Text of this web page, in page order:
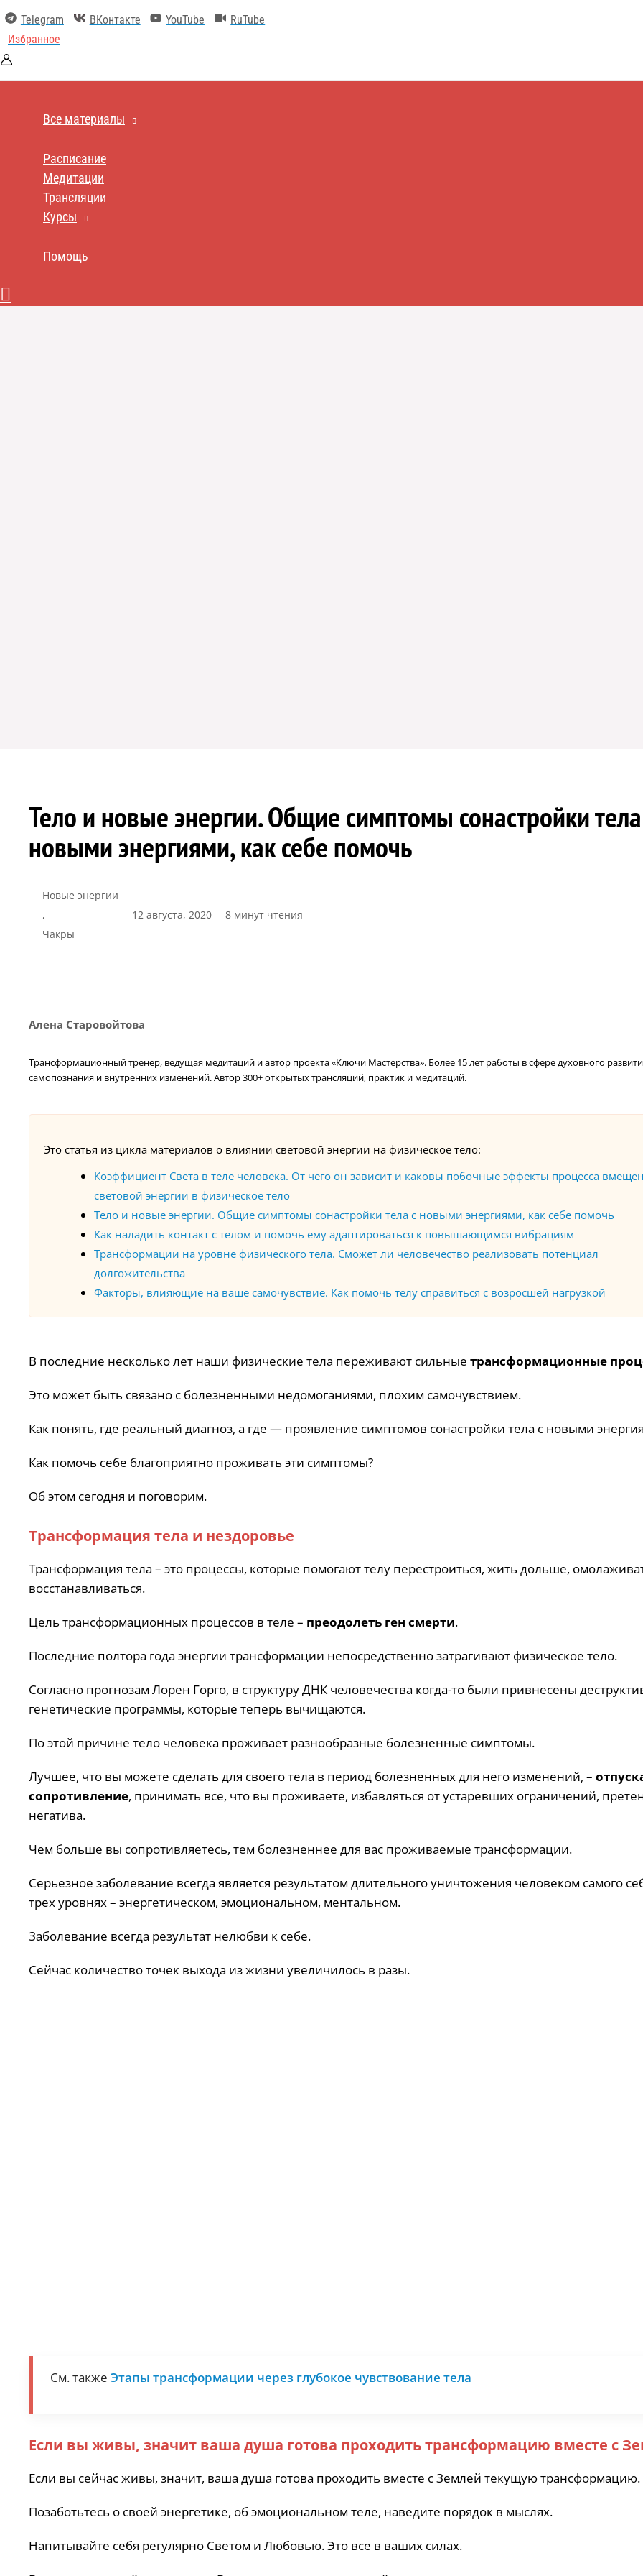
содержимому
Telegram ВКонтакте YouTube
RuTube
Избранное
Все материалы
Расписание
Медитации
Трансляции
Курсы
Помощь
Поиск
Тело и новые энергии. Общие симптомы сонастройки
новыми энергиями, как себе помочь
Новые энергии
,
Чакры
12 августа, 2020 8 минут чтения
Алена Старовойтова
Трансформационный тренер, ведущая медитаций и автор проекта «Ключи Мастерства». Более 15 лет работы в сфере духовного
самопознания и внутренних изменений. Автор 300+ открытых трансляций, практик и медитаций.
Это статья из цикла материалов о влиянии световой энергии на физическое тело:
Коэффициент Света в теле человека. От чего он зависит и каковы побочные эффекты процесса
световой энергии в физическое тело
Тело и новые энергии. Общие симптомы сонастройки тела с новыми энергиями, как себе помочь
Как наладить контакт с телом и помочь ему адаптироваться к повышающимся вибрациям
Трансформации на уровне физического тела. Сможет ли человечество реализовать потенциал
долгожительства
Факторы, влияющие на ваше самочувствие. Как помочь телу справиться с возросшей нагрузкой
В последние несколько лет наши физические тела переживают сильные трансформационные
Это может быть связано с болезненными недомоганиями, плохим самочувствием.
Как понять, где реальный диагноз, а где — проявление симптомов сонастройки тела с новыми
Как помочь себе благоприятно проживать эти симптомы?
Об этом сегодня и поговорим.
Трансформация тела и нездоровье
Трансформация тела – это процессы, которые помогают телу перестроиться, жить дольше,
восстанавливаться.
Цель трансформационных процессов в теле – преодолеть ген смерти.
Последние полтора года энергии трансформации непосредственно затрагивают физическое тело.
Согласно прогнозам Лорен Горго, в структуру ДНК человечества когда-то были привнесены
генетические программы, которые теперь вычищаются.
По этой причине тело человека проживает разнообразные болезненные симптомы.
Лучшее, что вы можете сделать для своего тела в период болезненных для него изменений, –
сопротивление, принимать все, что вы проживаете, избавляться от устаревших ограничений,
негатива.
Чем больше вы сопротивляетесь, тем болезненнее для вас проживаемые трансформации.
Серьезное заболевание всегда является результатом длительного уничтожения человеком самого
трех уровнях – энергетическом, эмоциональном, ментальном.
Заболевание всегда результат нелюбви к себе.
Сейчас количество точек выхода из жизни увеличилось в разы.
См. также Этапы трансформации через глубокое чувствование тела
Если вы живы, значит ваша душа готова проходить трансформацию вместе с
Если вы сейчас живы, значит, ваша душа готова проходить вместе с Землей текущую трансформацию.
Позаботьтесь о своей энергетике, об эмоциональном теле, наведите порядок в мыслях.
Напитывайте себя регулярно Светом и Любовью. Это все в ваших силах.